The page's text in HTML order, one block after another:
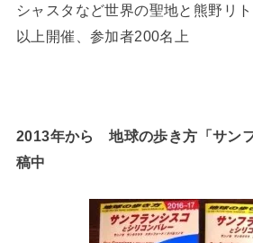
シャスタなど世界の聖地と熊野リ
以上開催、参加者200名上
2013年から 地球の歩き方「サン
稿中